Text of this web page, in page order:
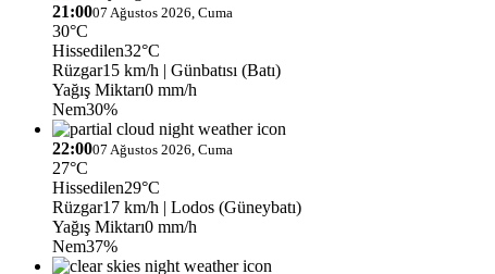
21:0007 Ağustos 2026, Cuma
30°C
Hissedilen32°C
Rüzgar15 km/h | Günbatısı (Batı)
Yağış Miktarı0 mm/h
Nem30%
22:0007 Ağustos 2026, Cuma
27°C
Hissedilen29°C
Rüzgar17 km/h | Lodos (Güneybatı)
Yağış Miktarı0 mm/h
Nem37%